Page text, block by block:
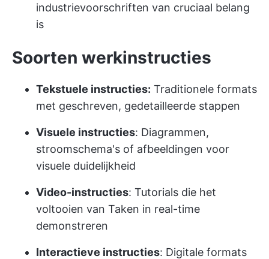
industrievoorschriften van cruciaal belang
is
Soorten werkinstructies
Tekstuele instructies: Traditionele formats
met geschreven, gedetailleerde stappen
Visuele instructies: Diagrammen,
stroomschema's of afbeeldingen voor
visuele duidelijkheid
Video-instructies: Tutorials die het
voltooien van Taken in real-time
demonstreren
Interactieve instructies: Digitale formats